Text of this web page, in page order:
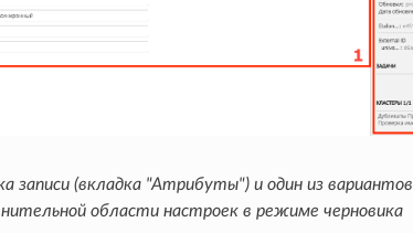
записи (вкладка "Атрибуты") и один из вариантов
области настроек в режиме черновика